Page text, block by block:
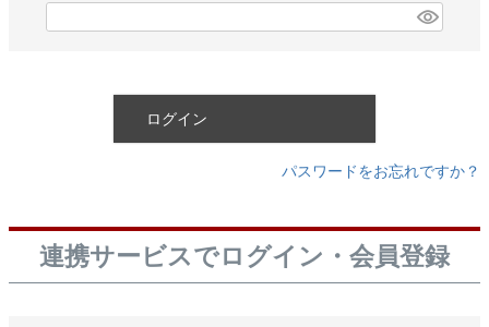
ログイン
パスワードをお忘れですか？
連携サービスでログイン・会員登録